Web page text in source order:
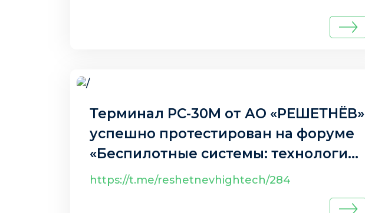
Терминал РС-30М от АО «РЕШЕТНЁВ»
успешно протестирован на форуме
«Беспилотные системы: технологии
будущего»
https://t.me/reshetnevhightech/284